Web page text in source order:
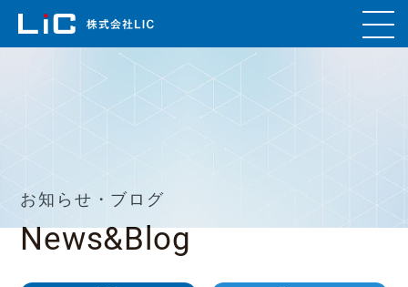
お知らせ・ブログ
News&Blog